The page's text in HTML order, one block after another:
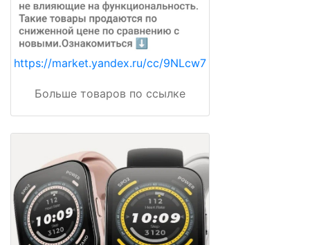
https://market.yandex.ru/cc/9NLcw7
Больше товаров по ссылке